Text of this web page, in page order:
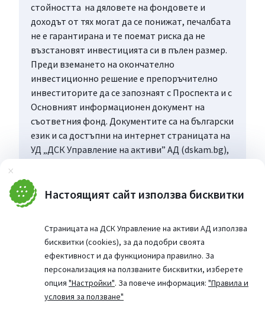
Затвори
Настоящият сайт използва бисквитки
Страницата на ДСК Управление на активи АД използва
бисквитки (cookies), за да подобри своята
ефективност и да функционира правилно. За
персонализация на ползваните бисквитки, изберете
опция "Настройки". За повече информация: "Правила и
условия за ползване"
стойността на дяловете на фондовете и
доходът от тях могат да се понижат, печалбата
не е гарантирана и те поемат риска да не
възстановят инвестицията си в пълен размер.
Преди вземането на окончателно
инвестиционно решение е препоръчително
инвеститорите да се запознаят с Проспекта и с
Основният информационен документ на
съответния фонд. Документите са на български
език и са достъпни на интернет страницата на
УД „ДСК Управление на активи” АД (dskam.bg),
Управляващото дружество или в офисите на
„Банка ДСК”, определени за точка на
работното им време.